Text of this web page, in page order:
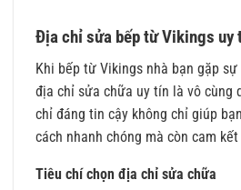
Địa chỉ sửa bếp từ Vikings uy
Khi bếp từ Vikings nhà bạn gặp
địa chỉ sửa chữa uy tín là vô cùng
chỉ đáng tin cậy không chỉ giúp
cách nhanh chóng mà còn cam
Tiêu chí chọn địa chỉ sửa chữa